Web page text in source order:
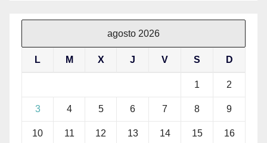
agosto 2026
L M X J V S D
1 2
3 4 5 6 7 8 9
10 11 12 13 14 15 16